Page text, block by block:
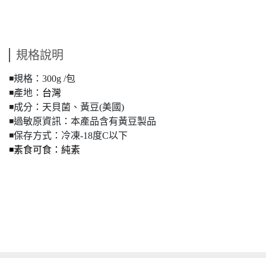
規格說明
◾️規格： 300g /包
◾️產地： 台灣
◾️成分： 天貝菌、黃豆(美國)
◾️過敏原資訊： 本產品含有黃豆製品
◾️保存方式：冷凍-18度C以下
◾️素食可食：純素